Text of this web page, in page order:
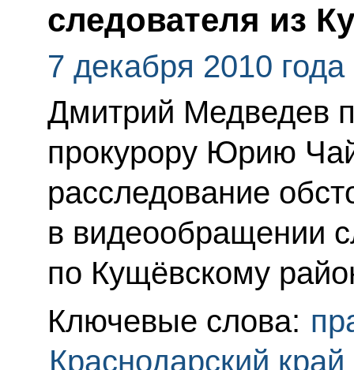
следователя из
7 декабря 2010 года
Дмитрий Медведев
прокурору Юрию
расследование
в видеообращении
по Кущёвскому
Ключевые слова:
Краснодарский край